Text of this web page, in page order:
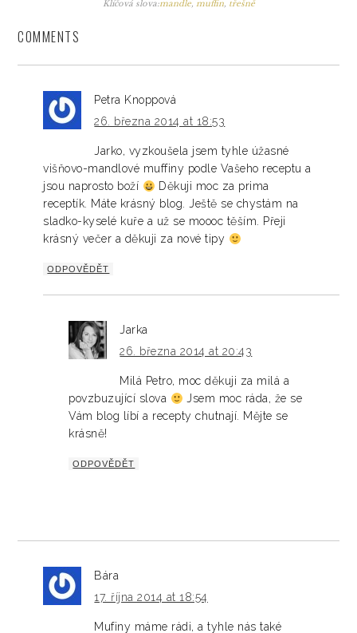
Klíčová slova:mandle, muffin, třešně
COMMENTS
Petra Knoppová
26. března 2014 at 18:53
Jarko, vyzkoušela jsem tyhle úžasné
višňovo-mandlové muffiny podle Vašeho receptu a
jsou naprosto boží
Děkuji moc za prima
receptík. Máte krásný blog. Ještě se chystám na
sladko-kyselé kuře a už se moooc těším. Přeji
krásný večer a děkuji za nové tipy
ODPOVĚDĚT
Jarka
26. března 2014 at 20:43
Milá Petro, moc děkuji za milá a
povzbuzující slova
Jsem moc ráda, že se
Vám blog líbí a recepty chutnají. Mějte se
krásně!
ODPOVĚDĚT
Bára
17. října 2014 at 18:54
Mufiny máme rádi, a tyhle nás také